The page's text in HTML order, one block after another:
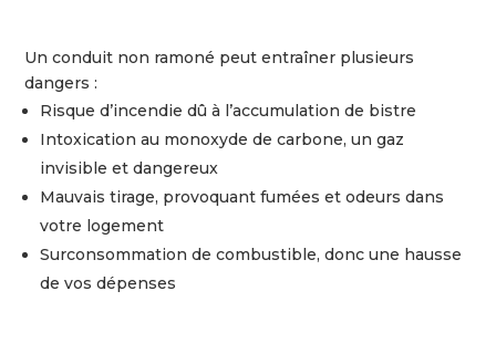
Un conduit non ramoné peut entraîner plusieurs
dangers :
Risque d’incendie dû à l’accumulation de bistre
Intoxication au monoxyde de carbone, un gaz
invisible et dangereux
Mauvais tirage, provoquant fumées et odeurs dans
votre logement
Surconsommation de combustible, donc une hausse
de vos dépenses